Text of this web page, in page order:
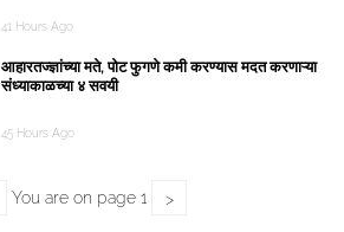
41 Hours Ago
आहारतज्ज्ञांच्या मते, पोट फुगणे कमी करण्यास मदत करणाऱ्या
संध्याकाळच्या ४ सवयी
45 Hours Ago
You are on page 1 >